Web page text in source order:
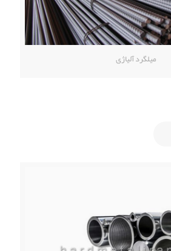
میلگرد آلیاژی